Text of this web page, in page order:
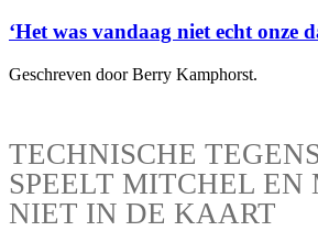
‘Het was vandaag niet echt onze
Geschreven door Berry Kamphorst.
TECHNISCHE
SPEELT MITCHEL EN
NIET IN DE KAART